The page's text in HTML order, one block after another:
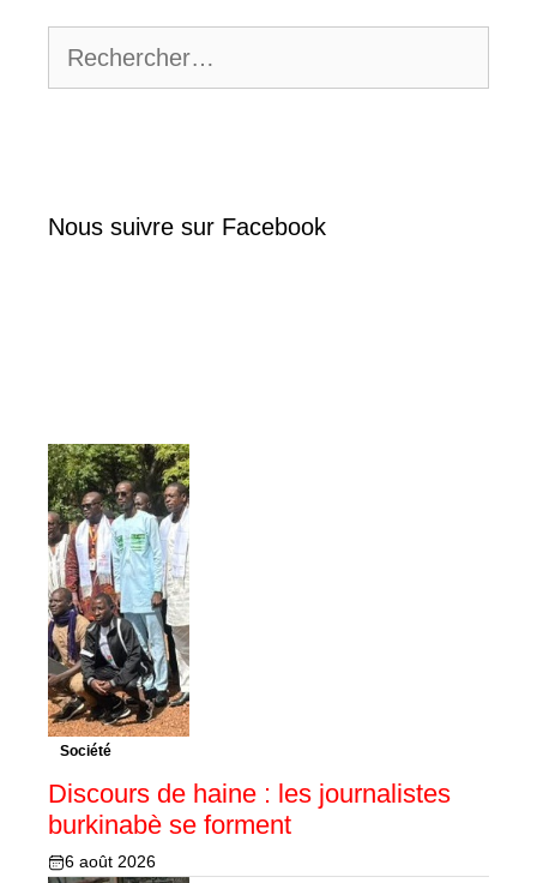
Nous suivre sur Facebook
Société
Discours de haine : les journalistes
burkinabè se forment
6 août 2026